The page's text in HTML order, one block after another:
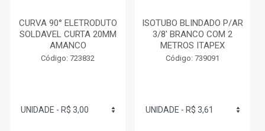
CURVA 90° ELETRODUTO
SOLDAVEL CURTA 20MM
AMANCO
Código: 723832
ISOTUBO BLINDADO P/AR
3/8' BRANCO COM 2
METROS ITAPEX
Código: 739091